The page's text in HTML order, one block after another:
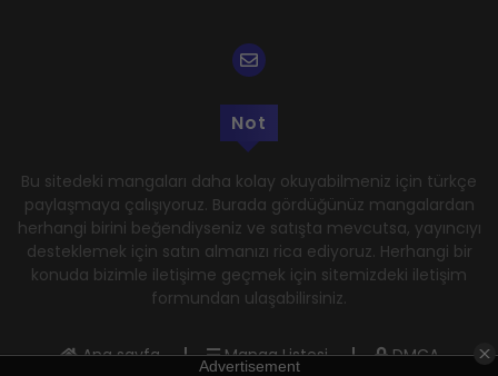
Not
Bu sitedeki mangaları daha kolay okuyabilmeniz için türkçe
paylaşmaya çalışıyoruz. Burada gördüğünüz mangalardan
herhangi birini beğendiyseniz ve satışta mevcutsa, yayıncıyı
desteklemek için satın almanızı rica ediyoruz. Herhangi bir
konuda bizimle iletişime geçmek için sitemizdeki iletişim
formundan ulaşabilirsiniz.
Ana sayfa Manga Listesi
DMCA